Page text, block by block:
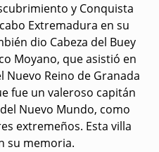
y Conquista
Extremadura en su
dio Cabeza del Buey
Moyano, que asistió en
Reino de Granada
fue un valeroso capitán
Nuevo Mundo, como
extremeños. Esta villa
su memoria.